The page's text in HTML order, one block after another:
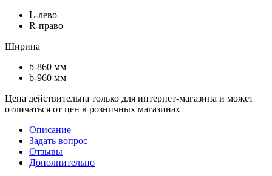
L-лево
R-право
Ширина
b-860 мм
b-960 мм
Цена действительна только для интернет-магазина и может
отличаться от цен в розничных магазинах
Описание
Задать вопрос
Отзывы
Дополнительно